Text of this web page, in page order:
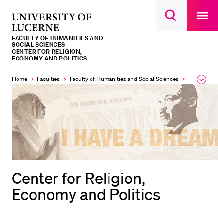
Open
main
Lucerne
FACULTY OF HUMANITIES AND
SOCIAL SCIENCES
CENTER FOR RELIGION,
ECONOMY AND POLITICS
Home Faculties Faculty of Humanities and Social Sciences
Center for Religion,
Economy and Politics
RECENT SEARCHES
You haven't performed any searches yet.
Prospective Students
Current Students
Researchers
Staff
Alumni
Donors
Media